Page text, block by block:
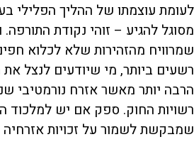
לעומת עוצמתו של ההליך הפלילי
מסוגל להגיע – זוהי נקודת
שמרוויח מהזהירות שלא לכלוא
רשעים ביותר, מי שיודעים לנצל
הרבה יותר מאשר אזרח נורמטיבי
רשויות החוק. ספק אם יש למלכוד
שמבקשת לשמור על זכויות אזרחיה